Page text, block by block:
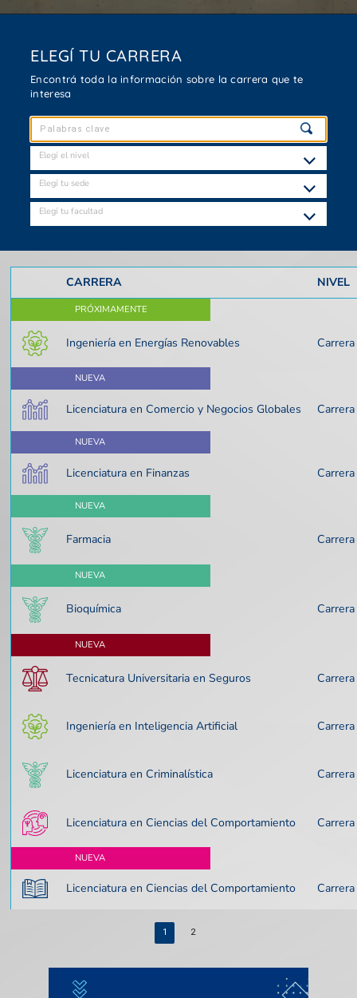
ELEGÍ TU CARRERA
Encontrá toda la información sobre la carrera que te
interesa
Elegí el nivel
Elegí tu sede
Elegí tu facultad
CARRERA NIVEL
PRÓXIMAMENTE
Ingeniería en Energías Renovables
NUEVA
Licenciatura en Comercio y Negocios Globales
NUEVA
Licenciatura en Finanzas
NUEVA
Farmacia
NUEVA
Bioquímica
NUEVA
Tecnicatura Universitaria en Seguros
Ingeniería en Inteligencia Artificial
Licenciatura en Criminalística
Licenciatura en Ciencias del Comportamiento
NUEVA
Licenciatura en Ciencias del Comportamiento
1 2